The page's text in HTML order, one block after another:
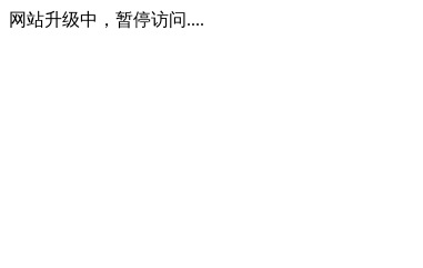
网站升级中，暂停访问....